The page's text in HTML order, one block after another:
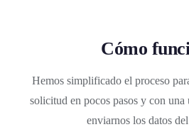
Cómo
Hemos simplificado el proceso
solicitud en pocos pasos y con
enviarnos los datos